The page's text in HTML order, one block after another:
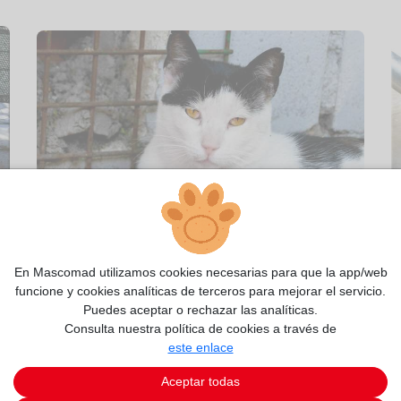
En Mascomad utilizamos cookies necesarias para que la app/web
funcione y cookies analíticas de terceros para mejorar el servicio.
Puedes aceptar o rechazar las analíticas.
Consulta nuestra política de cookies a través de
este enlace
Aceptar todas